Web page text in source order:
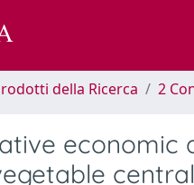
della Ricerca 2
economic